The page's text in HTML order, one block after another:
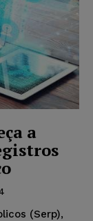
a
(Serp),